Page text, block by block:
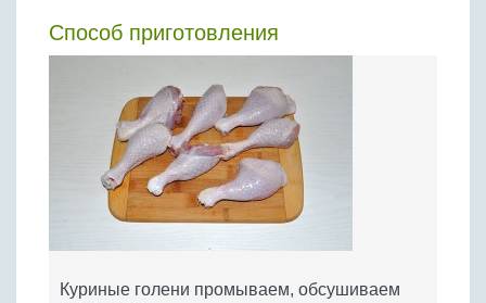
Способ приготовления
Куриные голени промываем, обсушиваем